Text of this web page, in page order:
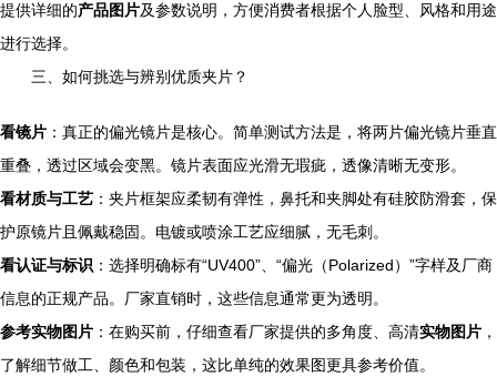
提供详细的产品图片及参数说明，方便消费者根据个人脸型、风格和用途
进行选择。
三、如何挑选与辨别优质夹片？
看镜片 ：真正的偏光镜片是核心。简单测试方法是，将两片偏光镜片垂直
重叠，透过区域会变黑。镜片表面应光滑无瑕疵，透像清晰无变形。
看材质与工艺 ：夹片框架应柔韧有弹性，鼻托和夹脚处有硅胶防滑套，保
护原镜片且佩戴稳固。电镀或喷涂工艺应细腻，无毛刺。
看认证与标识 ：选择明确标有“UV400”、“偏光（Polarized）”字样及厂商
信息的正规产品。厂家直销时，这些信息通常更为透明。
参考实物图片 ：在购买前，仔细查看厂家提供的多角度、高清实物图片 ，
了解细节做工、颜色和包装，这比单纯的效果图更具参考价值。